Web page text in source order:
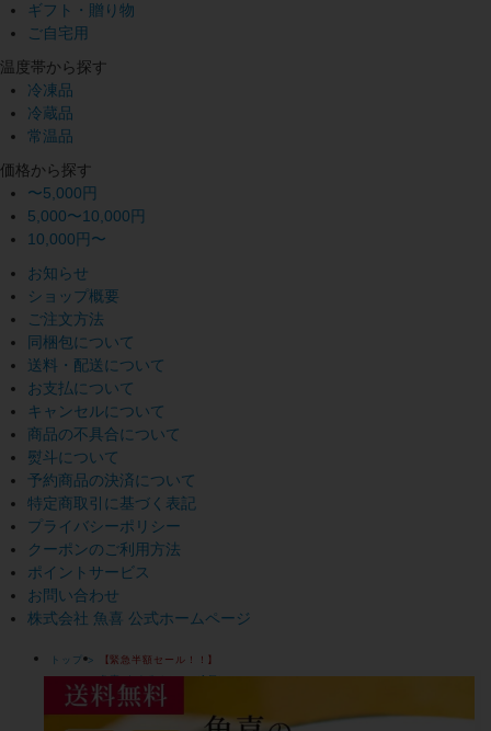
ギフト・贈り物
ご自宅用
温度帯から探す
冷凍品
冷蔵品
常温品
価格から探す
〜5,000円
5,000〜10,000円
10,000円〜
お知らせ
ショップ概要
ご注文方法
同梱包について
送料・配送について
お支払について
キャンセルについて
商品の不具合について
熨斗について
予約商品の決済について
特定商取引に基づく表記
プライバシーポリシー
クーポンのご利用方法
ポイントサービス
お問い合わせ
株式会社 魚喜 公式ホームページ
トップ
【緊急半額セール！！】
魚喜 まぐろカレー（1個）